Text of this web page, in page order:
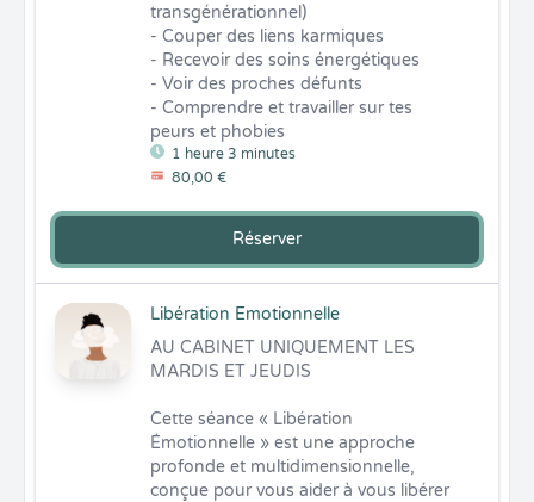
1 heure 3 minutes
80,00 €
transgénérationnel)
- Couper des liens karmiques
- Recevoir des soins énergétiques
- Voir des proches défunts
- Comprendre et travailler sur tes
peurs et phobies
Réserver
Libération Emotionnelle
AU CABINET UNIQUEMENT LES
MARDIS ET JEUDIS
Cette séance « Libération
Émotionnelle » est une approche
profonde et multidimensionnelle,
conçue pour vous aider à vous libérer